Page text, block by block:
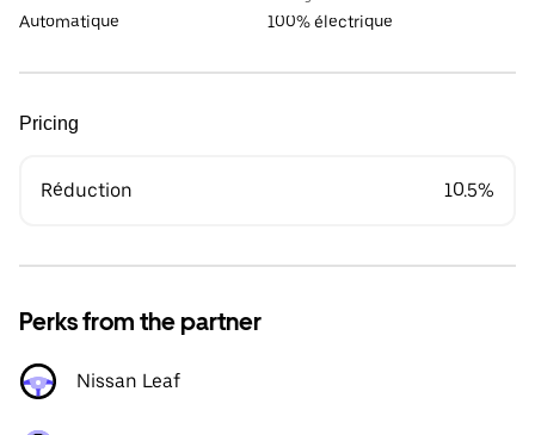
Automatique
100% électrique
Pricing
Réduction 10.5%
Perks from the partner
Nissan Leaf